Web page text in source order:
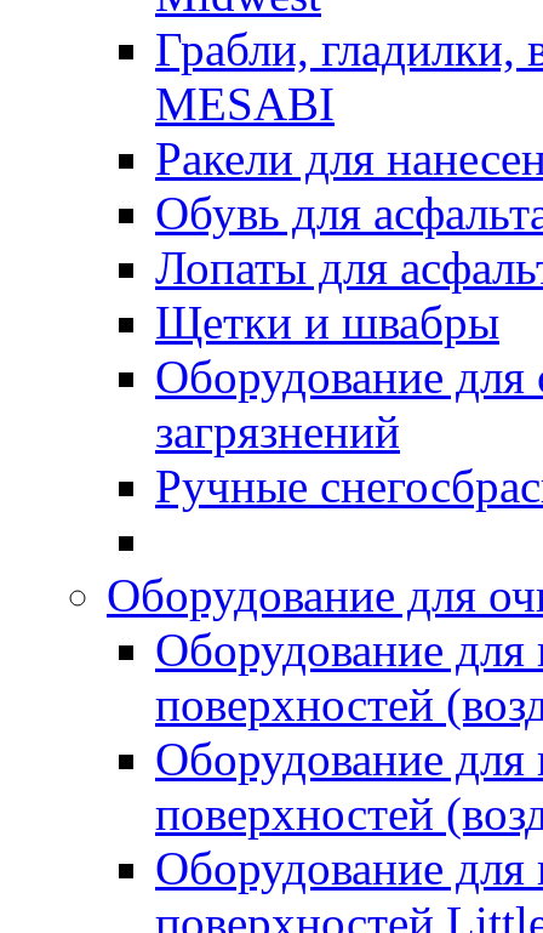
Грабли, гладилки,
MESABI
Ракели для
Обувь для
Лопаты для
Щетки и швабры
Оборудование для
загрязнений
Ручные
Оборудование для
Оборудование
поверхностей
Оборудование
поверхностей
Оборудование